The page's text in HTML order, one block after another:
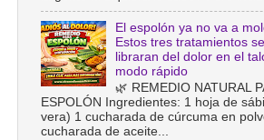
El espolón ya no va a
Estos tres tratamientos
libraran del dolor en el
modo rápido
🌿 REMEDIO NATURAL
ESPOLÓN Ingredientes: 1 hoja de
vera) 1 cucharada de cúrcuma en
cucharada de aceite...